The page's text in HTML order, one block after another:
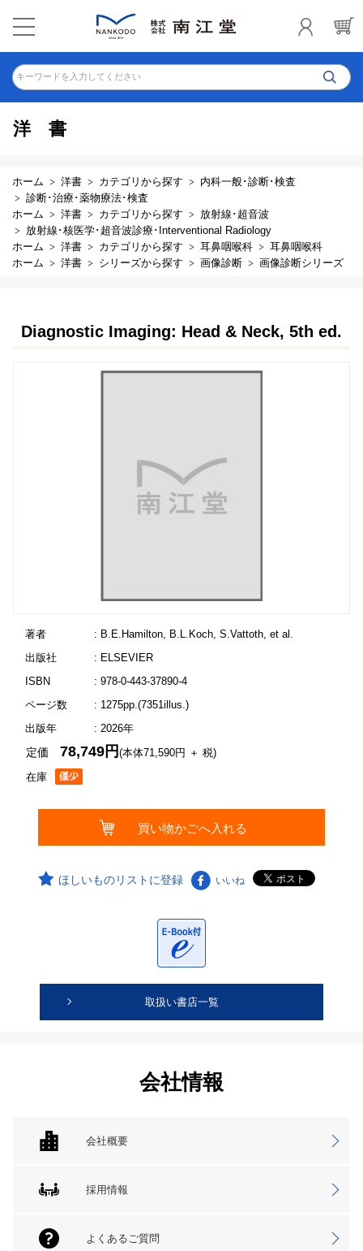
キーワードを入力してください
洋書
ホーム 洋書 カテゴリから探す
内科一般･診断･検査
診断･治療･薬物療法･検査
ホーム
洋書 カテゴリから探す
放射線･超音波
放射線･核医学･超音波診療･Interventional Radiology
ホーム
洋書 カテゴリから探す 耳鼻咽喉科
耳鼻咽喉科
ホーム
洋書 シリーズから探す 画像診断 画像診断シリーズ
Diagnostic Imaging: Head & Neck, 5th ed.
著者
: B.E.Hamilton, B.L.Koch, S.Vattoth, et al.
出版社
: ELSEVIER
ISBN
: 978-0-443-37890-4
ページ数
: 1275pp.(7351illus.)
出版年
: 2026年
在庫
定価78,749円(本体71,590円 ＋ 税)
ほしいものリストに登録 いいね
取扱い書店一覧
会社情報
会社概要
採用情報
よくあるご質問